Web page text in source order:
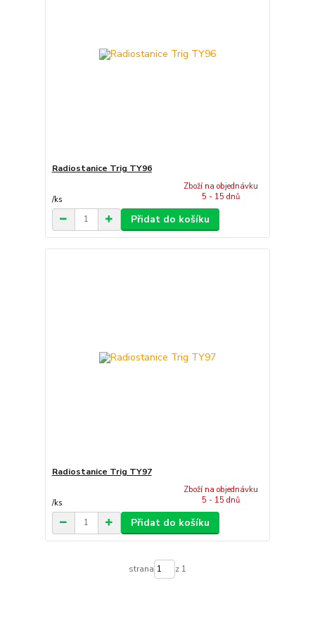
Radiostanice Trig TY96
/ks
Zboží na objednávku
5 - 15 dnů
Přidat do košíku
Radiostanice Trig TY97
/ks
Zboží na objednávku
5 - 15 dnů
Přidat do košíku
strana z 1